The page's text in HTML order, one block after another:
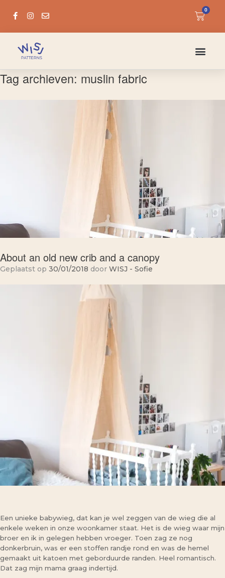
0
Tag archieven: muslin fabric
About an old new crib and a canopy
Geplaatst op 30/01/2018 door WISJ - Sofie
Een unieke babywieg, dat kan je wel zeggen van de wieg die al
enkele weken in onze woonkamer staat. Het is de wieg waar mijn
broer en ik in gelegen hebben vroeger. Toen zag ze nog
donkerbruin, was er een stoffen randje rond en was de hemel
gemaakt uit katoen met geborduurde randen. Heel romantisch.
Dat zag mijn mama graag indertijd.